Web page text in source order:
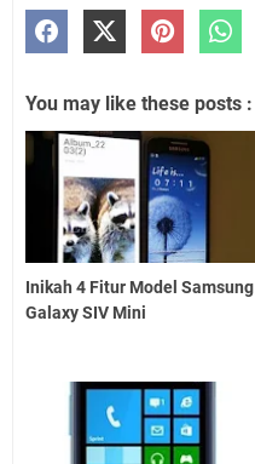
You may like these posts :
Inikah 4 Fitur Model Samsung
Galaxy SIV Mini